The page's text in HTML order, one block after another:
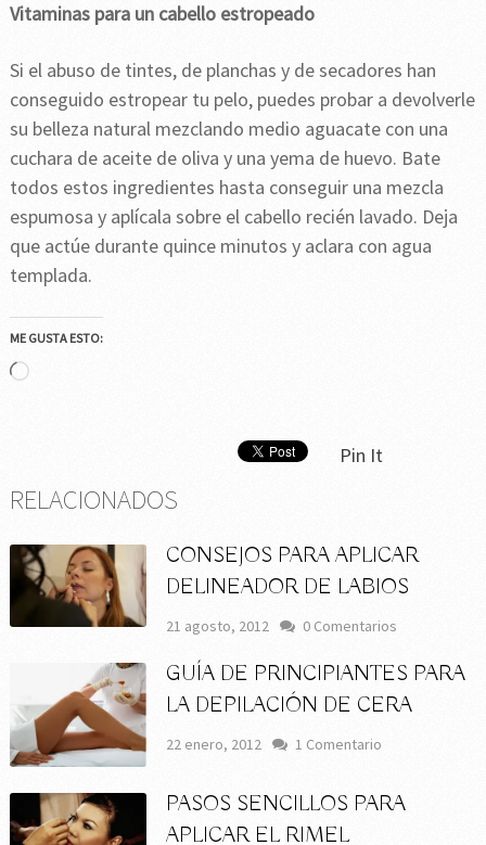
Vitaminas para un cabello estropeado
Si el abuso de tintes, de planchas y de secadores han
conseguido estropear tu pelo, puedes probar a devolverle
su belleza natural mezclando medio aguacate con una
cuchara de aceite de oliva y una yema de huevo. Bate
todos estos ingredientes hasta conseguir una mezcla
espumosa y aplícala sobre el cabello recién lavado. Deja
que actúe durante quince minutos y aclara con agua
templada.
ME GUSTA ESTO:
Cargando...
Pin It
RELACIONADOS
CONSEJOS PARA APLICAR
DELINEADOR DE LABIOS
21 agosto, 2012 0 Comentarios
GUÍA DE PRINCIPIANTES PARA
LA DEPILACIÓN DE CERA
22 enero, 2012 1 Comentario
PASOS SENCILLOS PARA
APLICAR EL RIMEL